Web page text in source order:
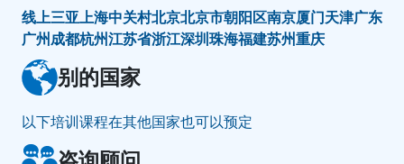
线上三亚上海中关村北京北京市朝阳区南京厦门天津广东
广州成都杭州江苏省浙江深圳珠海福建苏州重庆
别的国家
以下培训课程在其他国家也可以预定